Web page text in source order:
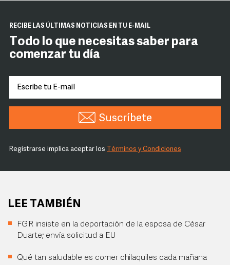
RECIBE LAS ÚLTIMAS NOTICIAS EN TU E-MAIL
Todo lo que necesitas saber para
comenzar tu día
Suscríbete
Registrarse implica aceptar los Términos y Condiciones
LEE TAMBIÉN
FGR insiste en la deportación de la esposa de César
Duarte; envía solicitud a EU
Qué tan saludable es comer chilaquiles cada mañana